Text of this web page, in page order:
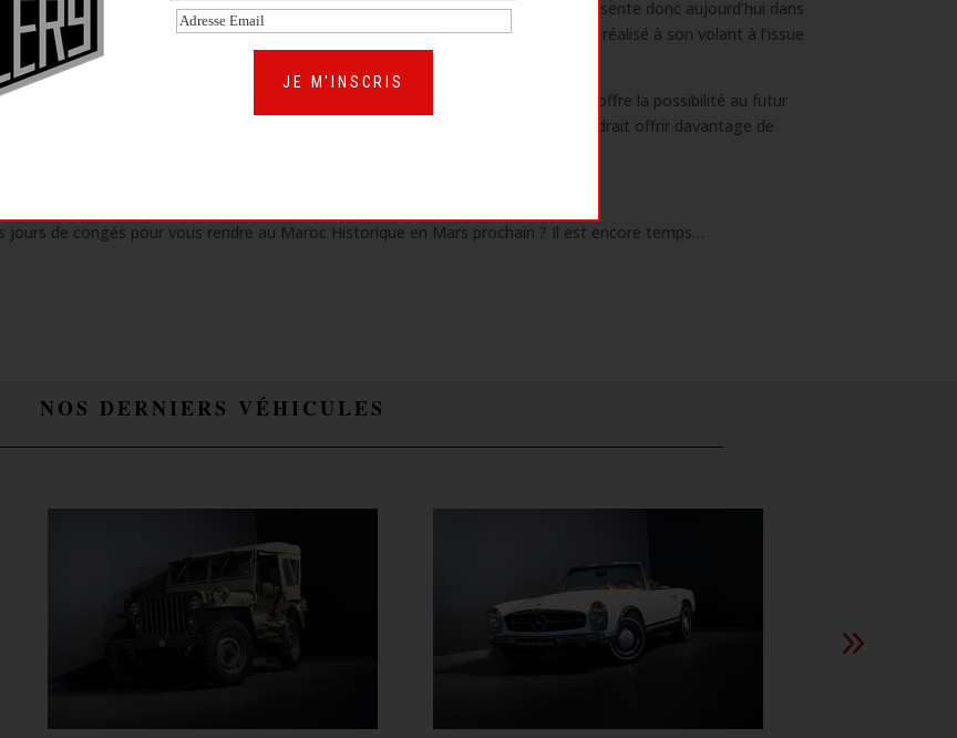
les injecteurs ont été changés ainsi que la pompe à injection. Cette 504 se présente donc aujourd’hui dans
santé mécanique comme nous l’a prouvé l’essai dynamique que nous avons réalisé à son volant à l’issue
technique FFSA a été remplie tout récemment et est jointe au dossier. Ceci offre la possibilité au futur
les documents relatifs à la demande étant déjà constitués. Cet élément viendrait offrir davantage de
jours de congés pour vous rendre au Maroc Historique en Mars prochain ? Il est encore temps…
NOS DERNIERS VÉHICULES
JE M'INSCRIS